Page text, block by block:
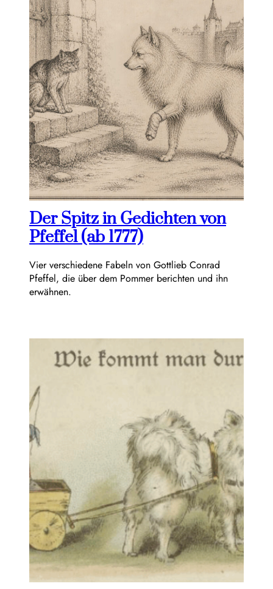
Der Spitz in Gedichten von
Pfeffel (ab 1777)
Vier verschiedene Fabeln von Gottlieb Conrad
Pfeffel, die über dem Pommer berichten und ihn
erwähnen.